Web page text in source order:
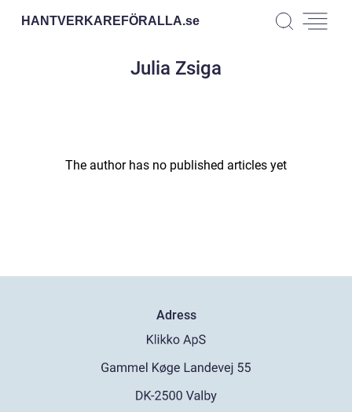
HANTVERKAREFÖRALLA.se
Julia Zsiga
The author has no published articles yet
Adress